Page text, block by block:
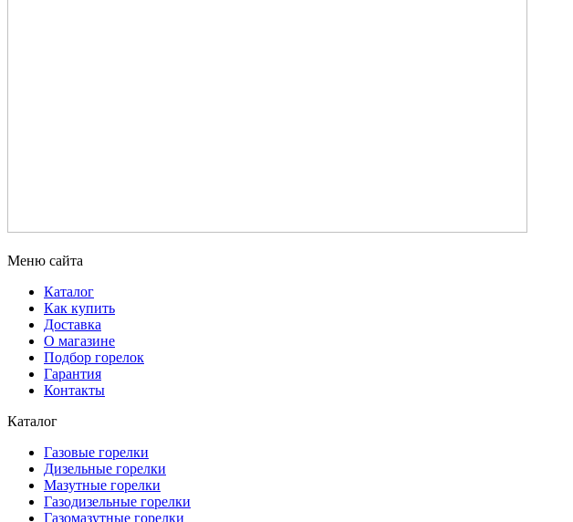
Меню сайта
Каталог
Как купить
Доставка
О магазине
Подбор горелок
Гарантия
Контакты
Каталог
Газовые горелки
Дизельные горелки
Мазутные горелки
Газодизельные горелки
Газомазутные горелки